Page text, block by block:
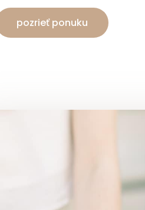
pozrieť ponuku